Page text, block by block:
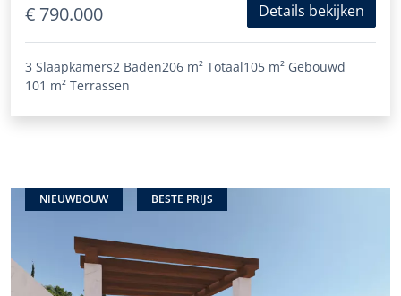
€ 790.000 Details bekijken
3 Slaapkamers2 Baden206 m² Totaal105 m² Gebouwd
101 m² Terrassen
NIEUWBOUW BESTE PRIJS